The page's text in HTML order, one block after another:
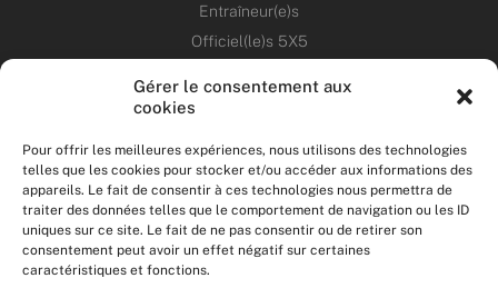
Gérer le consentement aux
cookies
Pour offrir les meilleures expériences, nous utilisons des technologies
telles que les cookies pour stocker et/ou accéder aux informations des
appareils. Le fait de consentir à ces technologies nous permettra de
traiter des données telles que le comportement de navigation ou les ID
uniques sur ce site. Le fait de ne pas consentir ou de retirer son
consentement peut avoir un effet négatif sur certaines
caractéristiques et fonctions.
Entraîneur(e)s
Officiel(le)s 5X5
ANNONCES
ÉVÉNEMENTS